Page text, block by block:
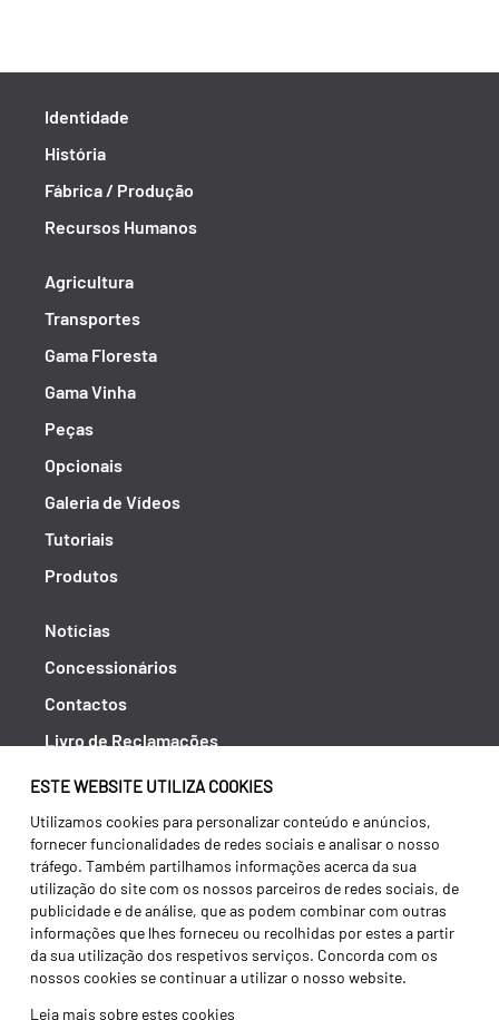
ESTE WEBSITE UTILIZA COOKIES
Utilizamos cookies para personalizar conteúdo e anúncios,
fornecer funcionalidades de redes sociais e analisar o nosso
tráfego. Também partilhamos informações acerca da sua
utilização do site com os nossos parceiros de redes sociais, de
publicidade e de análise, que as podem combinar com outras
informações que lhes forneceu ou recolhidas por estes a partir
da sua utilização dos respetivos serviços. Concorda com os
nossos cookies se continuar a utilizar o nosso website.
Leia mais sobre estes cookies
Identidade
História
Fábrica / Produção
Recursos Humanos
Agricultura
Transportes
Gama Floresta
Gama Vinha
Peças
Opcionais
Galeria de Vídeos
Tutoriais
Produtos
Notícias
Concessionários
Contactos
Livro de Reclamações
Política de Privacidade
Canal de Denúncias (RGPC)
Termos e condições